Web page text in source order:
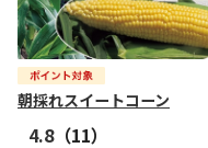
朝採れスイートコーン
4.8（11）